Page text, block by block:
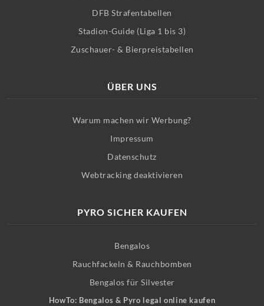
DFB Strafentabellen
Stadion-Guide (Liga 1 bis 3)
Zuschauer- & Bierpreistabellen
ÜBER UNS
Warum machen wir Werbung?
Impressum
Datenschutz
Webtracking deaktivieren
PYRO SICHER KAUFEN
Bengalos
Rauchfackeln & Rauchbomben
Bengalos für Silvester
HowTo: Bengalos & Pyro legal online kaufen